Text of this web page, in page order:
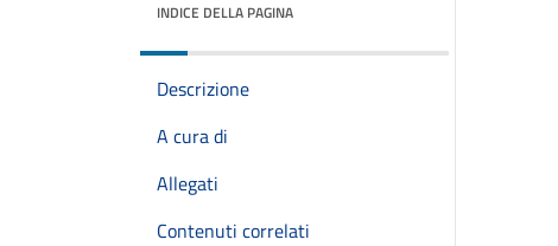
INDICE DELLA PAGINA
Descrizione
A cura di
Allegati
Contenuti correlati